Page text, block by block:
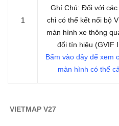
1
Ghí Chú: Đối với
chỉ có thể kết nối bộ
màn hình xe thông
đổi tín hiệu (GVIF
Bấm vào đây để xem
màn hình có thể
VIETMAP V27